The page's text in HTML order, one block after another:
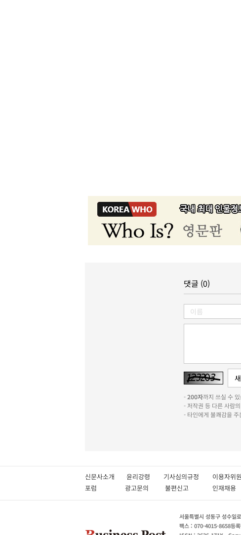
댓글 (0)
-200자까지 쓰실 수
- 저작권 등 다른 사람
- 타인에게 불쾌감을
신문사소개 윤리강령 기사심의규정 이용자
포럼
광고문의 불편신고 인재채
서울특별시 성동구 성수일
팩스 : 070-4015-8658등